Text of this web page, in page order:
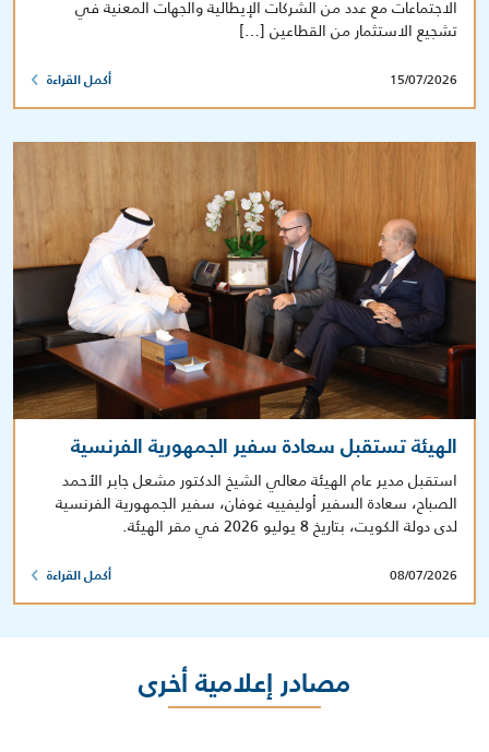
الاجتماعات مع عدد من الشركات الإيطالية والجهات المعنية في
تشجيع الاستثمار من القطاعين […]
15/07/2026 أكمل القراءة
الهيئة تستقبل سعادة سفير الجمهورية الفرنسية
استقبل مدير عام الهيئة معالي الشيخ الدكتور مشعل جابر الأحمد
الصباح، سعادة السفير أوليفييه غوفان، سفير الجمهورية الفرنسية
لدى دولة الكويت، بتاريخ 8 يوليو 2026 في مقر الهيئة.
08/07/2026 أكمل القراءة
مصادر إعلامية أخرى